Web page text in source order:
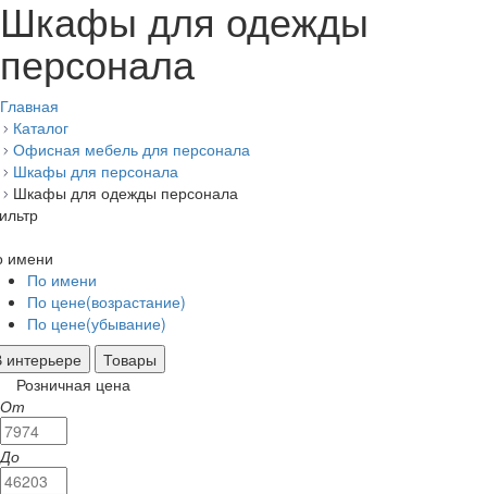
Шкафы для одежды
персонала
Главная
Каталог
Офисная мебель для персонала
Шкафы для персонала
Шкафы для одежды персонала
имени
По имени
По цене(возрастание)
По цене(убывание)
интерьере
Товары
Розничная цена
От
До